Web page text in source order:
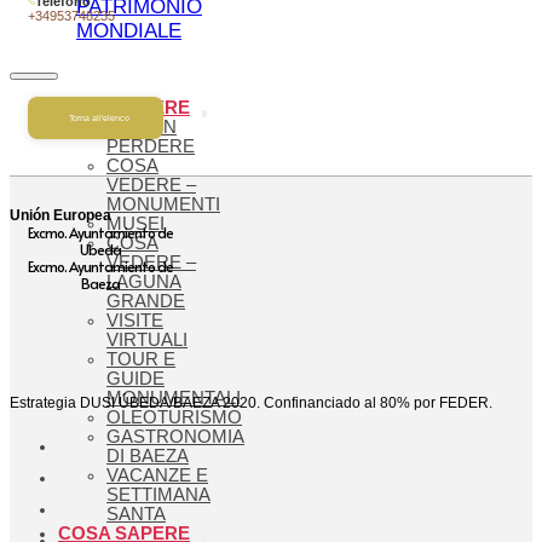
PATRIMONIO
MONDIALE
COSA VEDERE
DA NON
PERDERE
COSA
VEDERE –
MONUMENTI
MUSEI
COSA
VEDERE –
LAGUNA
GRANDE
VISITE
VIRTUALI
TOUR E
GUIDE
MONUMENTALI
OLEOTURISMO
GASTRONOMIA
DI BAEZA
VACANZE E
SETTIMANA
SANTA
COSA SAPERE
+34953748235
Torna all'elenco
Unión Europea
Excmo. Ayuntamiento de
Ubeda
Excmo. Ayuntamiento de
Baeza
Estrategia DUSI ÚBEDA/BAEZA 2020. Confinanciado al 80% por FEDER.